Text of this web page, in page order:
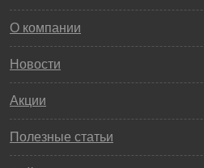
О компании
Новости
Акции
Полезные статьи